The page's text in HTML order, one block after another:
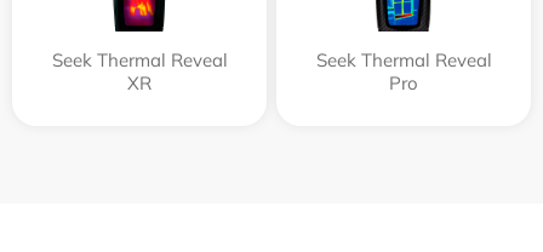
Seek Thermal Reveal
XR
Seek Thermal Reveal
Pro